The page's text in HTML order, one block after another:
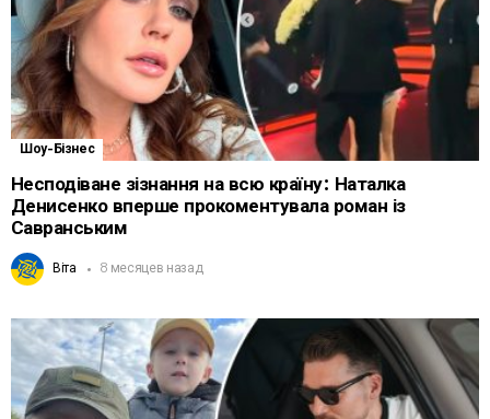
Шоу-Бізнес
Несподіване зізнання на всю країну: Наталка
Денисенко вперше прокоментувала роман із
Савранським
Віта 8 месяцев назад